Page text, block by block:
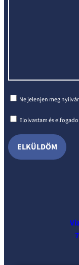
Ne jelenjen meg
Elolvastam és